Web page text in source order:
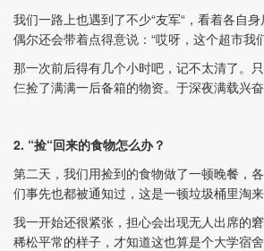
我们一路上也遇到了不少“友军“，看着各自身
偶尔还会带着点得意说：“哎呀，这个超市我
那一次前后得有几个小时吧，记不太清了。
仨捡了满满一后备箱的物资。于深夜满载兴奋
2. “捡“回来的食物怎么办？
第二天，我们用捡到的食物做了一顿晚餐，
们事先也都被通知过，这是一顿垃圾桶里淘来
我一开始还很紧张，担心会出现无人出席的
稀松平常的样子，才知道这也算是个大学宿